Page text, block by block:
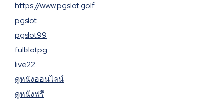
https://www.pgslot.golf
pgslot
pgslot99
fullslotpg
live22
ดูหนังออนไลน์
ดูหนังฟรี